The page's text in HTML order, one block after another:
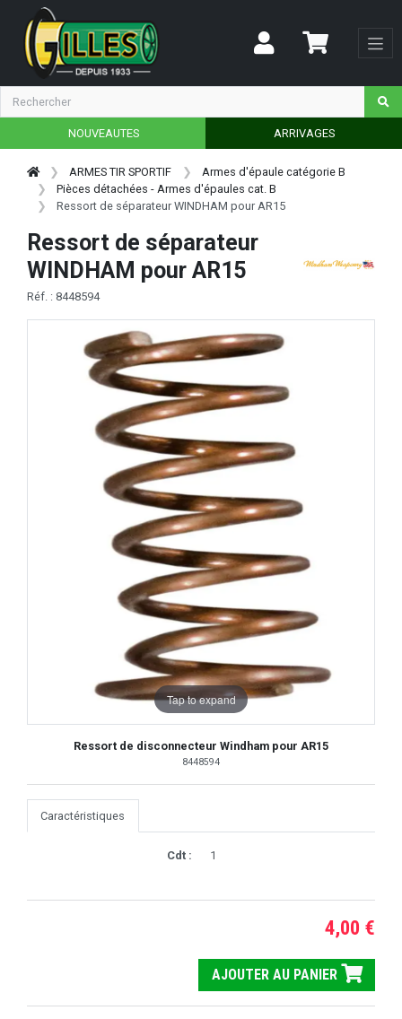
NOUVEAUTES ARRIVAGES
ARMES TIR SPORTIF
Armes d'épaule catégorie B
Pièces détachées - Armes d'épaules cat. B
Ressort de séparateur WINDHAM pour AR15
Ressort de séparateur
WINDHAM pour AR15
Réf. : 8448594
Tap to expand
Ressort de disconnecteur Windham pour AR15
8448594
Caractéristiques
Cdt : 1
4,00 €
AJOUTER AU PANIER